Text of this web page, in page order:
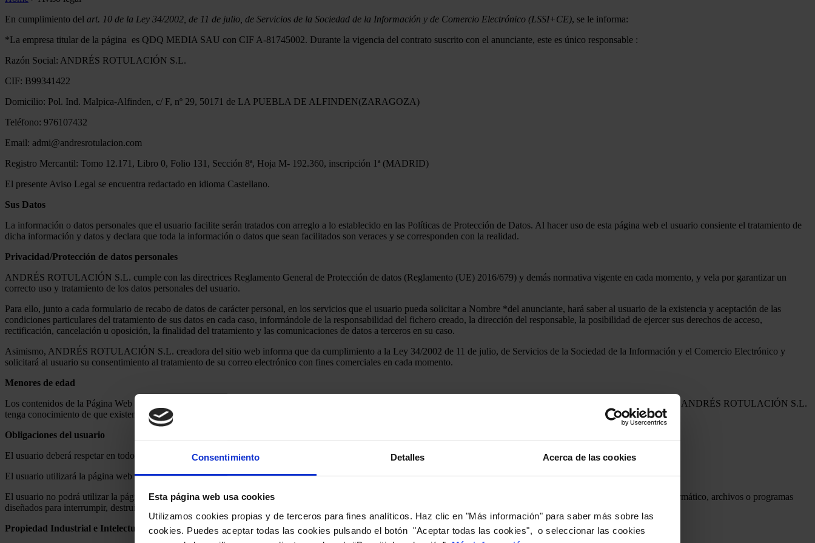
Consentimiento Detalles Acerca de las cookies
Esta página web usa cookies
Utilizamos cookies propias y de terceros para fines analíticos. Haz clic en "Más información" para saber más sobre las
cookies. Puedes aceptar todas las cookies pulsando el botón "Aceptar todas las cookies", o seleccionar las cookies
En cumplimiento del art. 10 de la Ley 34/2002, de 11 de julio, de Servicios de la Sociedad de la Información y de Comercio Electrónico (LSSI+CE), se le informa:
*La empresa titular de la página es QDQ MEDIA SAU con CIF A-81745002. Durante la vigencia del contrato suscrito con el anunciante, este es único responsable :
Razón Social: ANDRÉS ROTULACIÓN S.L.
CIF: B99341422
Domicilio: Pol. Ind. Malpica-Alfinden, c/ F, nº 29, 50171 de LA PUEBLA DE ALFINDEN(ZARAGOZA)
Teléfono: 976107432
Email: admi@andresrotulacion.com
Registro Mercantil: Tomo 12.171, Libro 0, Folio 131, Sección 8ª, Hoja M- 192.360, inscripción 1ª (MADRID)
El presente Aviso Legal se encuentra redactado en idioma Castellano.
Sus Datos
La información o datos personales que el usuario facilite serán tratados con arreglo a lo establecido en las Políticas de Protección de Datos. Al hacer uso de esta página web el usuario consiente el tratamiento de
dicha información y datos y declara que toda la información o datos que sean facilitados son veraces y se corresponden con la realidad.
Privacidad/Protección de datos personales
ANDRÉS ROTULACIÓN S.L. cumple con las directrices Reglamento General de Protección de datos (Reglamento (UE) 2016/679) y demás normativa vigente en cada momento, y vela por garantizar un
correcto uso y tratamiento de los datos personales del usuario.
Para ello, junto a cada formulario de recabo de datos de carácter personal, en los servicios que el usuario pueda solicitar a Nombre *del anunciante, hará saber al usuario de la existencia y aceptación de las
condiciones particulares del tratamiento de sus datos en cada caso, informándole de la responsabilidad del fichero creado, la dirección del responsable, la posibilidad de ejercer sus derechos de acceso,
rectificación, cancelación u oposición, la finalidad del tratamiento y las comunicaciones de datos a terceros en su caso.
Asimismo, ANDRÉS ROTULACIÓN S.L. creadora del sitio web informa que da cumplimiento a la Ley 34/2002 de 11 de julio, de Servicios de la Sociedad de la Información y el Comercio Electrónico y
solicitará al usuario su consentimiento al tratamiento de su correo electrónico con fines comerciales en cada momento.
Menores de edad
Los contenidos de la Página Web están dirigidos a personas mayores de edad. ANDRÉS ROTULACIÓN S.L. no pretende obtener datos de personas menores de edad. Cuando ANDRÉS ROTULACIÓN S.L.
tenga conocimiento de que existen en su fichero datos de carácter personal de un menor, procederá de inmediato a cancelar dichos datos.
Obligaciones del usuario
El usuario deberá respetar en todo momento los términos y condiciones establecidos por la página web.
El usuario utilizará la página web de forma diligente y asumiendo cualquier responsabilidad que pudiera derivarse al incumplir los términos y condiciones de la página web.
El usuario no podrá utilizar la página web para transmitir, almacenar, divulgar, promover o distribuir datos o contenidos que sean portadores de virus o cualquier otro código informático, archivos o programas
diseñados para interrumpir, destruir o perjudicar el funcionamiento de cualquier programa o equipo informático o de telecomunicaciones.
Propiedad Industrial e Intelectual